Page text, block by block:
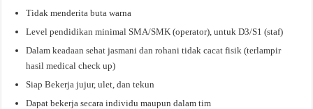
Tidak menderita buta warna
Level pendidikan minimal SMA/SMK (operator), untuk D3/S1 (staf)
Dalam keadaan sehat jasmani dan rohani tidak cacat fisik (terlampir
hasil medical check up)
Siap Bekerja jujur, ulet, dan tekun
Dapat bekerja secara individu maupun dalam tim